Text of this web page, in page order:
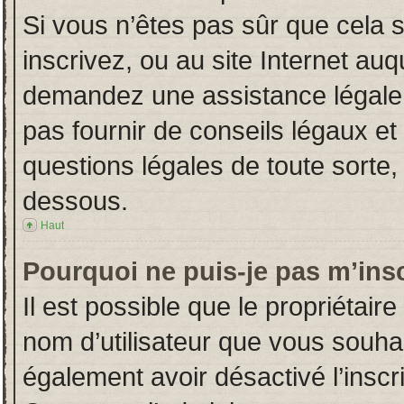
Si vous n’êtes pas sûr que cela
inscrivez, ou au site Internet
demandez une assistance
pas fournir de conseils légaux
questions légales de toute
dessous.
Haut
Pourquoi ne puis-je pas
Il est possible que le
nom d’utilisateur que vous
également avoir désactivé